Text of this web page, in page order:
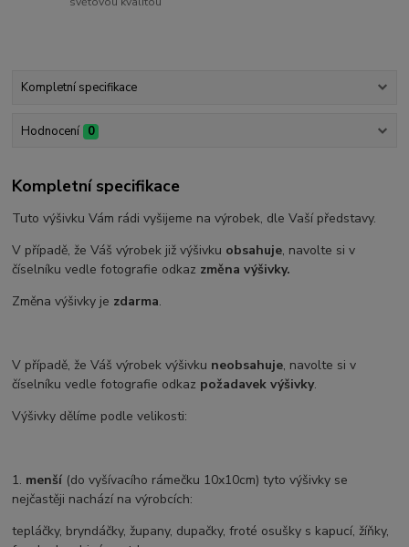
Kompletní specifikace
Hodnocení 0
Kompletní specifikace
Tuto výšivku Vám rádi vyšijeme na výrobek, dle Vaší představy.
V případě, že Váš výrobek již výšivku obsahuje, navolte si v
číselníku vedle fotografie odkaz změna výšivky.
Změna výšivky je zdarma.
V případě, že Váš výrobek výšivku neobsahuje, navolte si v
číselníku vedle fotografie odkaz požadavek výšivky.
Výšivky dělíme podle velikosti:
1. menší (do vyšívacího rámečku 10x10cm) tyto výšivky se
nejčastěji nachází na výrobcích:
tepláčky, bryndáčky, župany, dupačky, froté osušky s kapucí, žíňky,